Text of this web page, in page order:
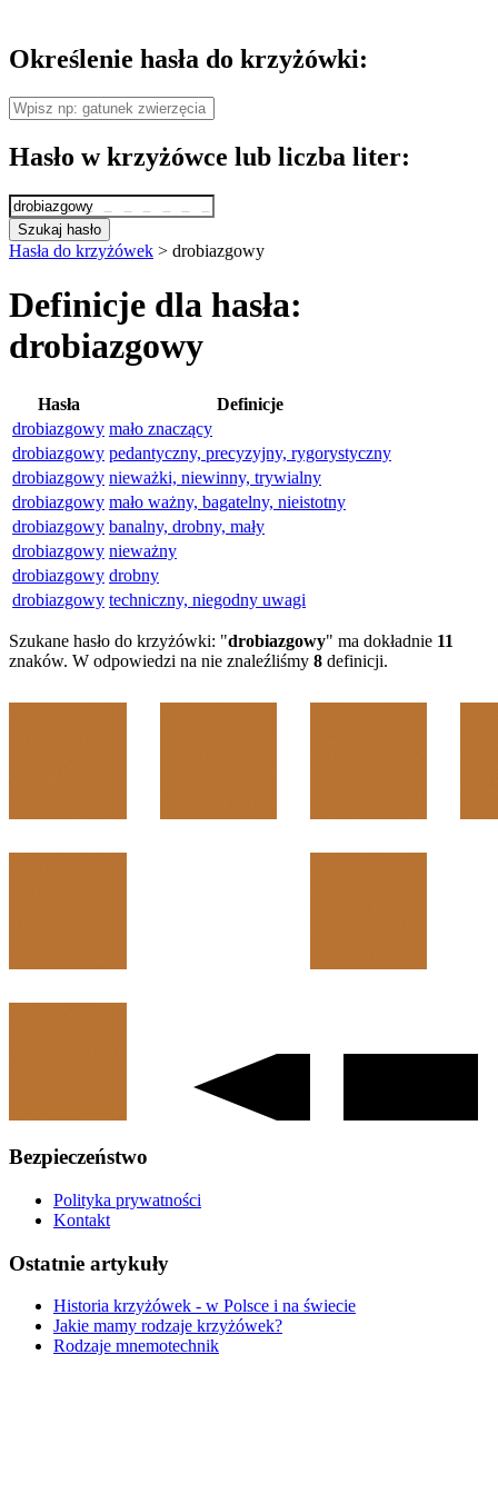
Określenie hasła do krzyżówki:
Hasło w krzyżówce lub liczba liter:
Szukaj hasło
Hasła do krzyżówek > drobiazgowy
Definicje dla hasła:
drobiazgowy
Hasła
Definicje
drobiazgowy mało znaczący
drobiazgowy pedantyczny, precyzyjny, rygorystyczny
drobiazgowy nieważki, niewinny, trywialny
drobiazgowy mało ważny, bagatelny, nieistotny
drobiazgowy banalny, drobny, mały
drobiazgowy nieważny
drobiazgowy drobny
drobiazgowy techniczny, niegodny uwagi
Szukane hasło do krzyżówki: "drobiazgowy" ma dokładnie 11
znaków. W odpowiedzi na nie znaleźliśmy 8 definicji.
Bezpieczeństwo
Polityka prywatności
Kontakt
Ostatnie artykuły
Historia krzyżówek - w Polsce i na świecie
Jakie mamy rodzaje krzyżówek?
Rodzaje mnemotechnik